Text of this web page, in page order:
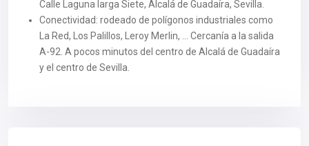
Calle Laguna larga Siete, Alcalá de Guadaíra, Sevilla.
Conectividad: rodeado de polígonos industriales como
La Red, Los Palillos, Leroy Merlin, … Cercanía a la salida
A-92. A pocos minutos del centro de Alcalá de Guadaíra
y el centro de Sevilla.